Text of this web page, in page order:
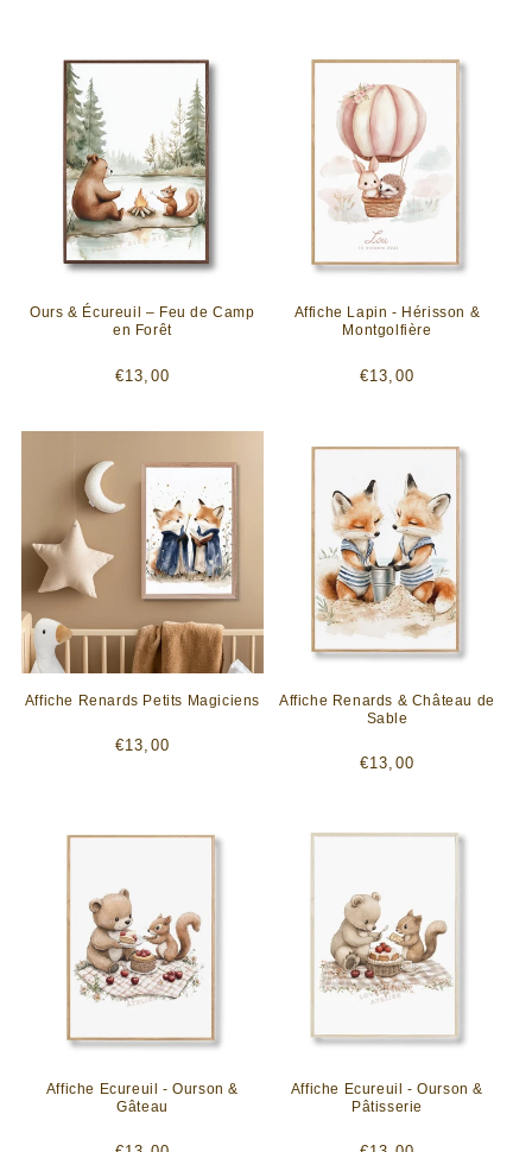
Ours & Écureuil – Feu de Camp
en Forêt
Prix
€13,00
Affiche Lapin - Hérisson &
Montgolfière
Prix
€13,00
Affiche Renards Petits Magiciens
Prix
€13,00
Affiche Renards & Château de
Sable
Prix
€13,00
Affiche Ecureuil - Ourson &
Gâteau
Affiche Ecureuil - Ourson &
Pâtisserie